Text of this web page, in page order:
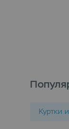
Куртки